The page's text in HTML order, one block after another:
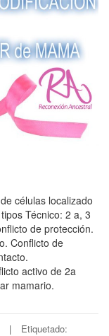
células localizado
Técnico: 2 a, 3
de protección.
Conflicto de
activo de 2a
mamario.
Etiquetado: